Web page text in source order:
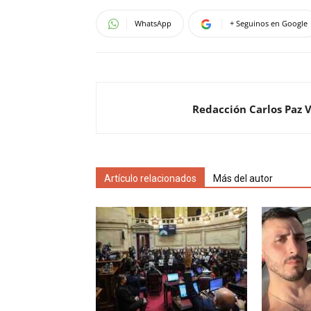
WhatsApp + Seguinos en Google
Redacción Carlos Paz
Artículo relacionados Más del autor